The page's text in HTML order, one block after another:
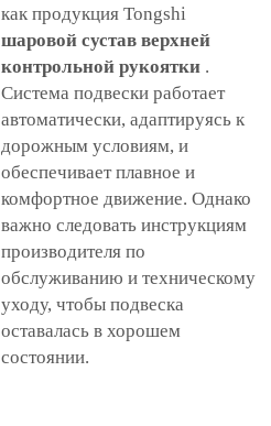
как продукция Tongshi
шаровой сустав верхней
контрольной рукоятки .
Система подвески работает
автоматически, адаптируясь к
дорожным условиям, и
обеспечивает плавное и
комфортное движение. Однако
важно следовать инструкциям
производителя по
обслуживанию и техническому
уходу, чтобы подвеска
оставалась в хорошем
состоянии.